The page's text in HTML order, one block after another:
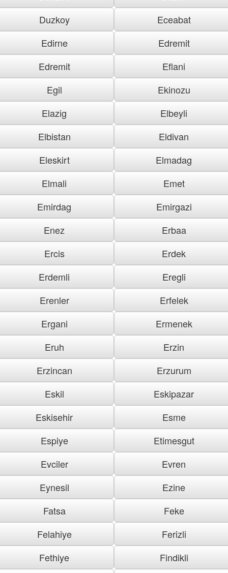
Duzkoy
Eceabat
Edirne
Edremit
Edremit
Eflani
Egil
Ekinozu
Elazig
Elbeyli
Elbistan
Eldivan
Eleskirt
Elmadag
Elmali
Emet
Emirdag
Emirgazi
Enez
Erbaa
Ercis
Erdek
Erdemli
Eregli
Erenler
Erfelek
Ergani
Ermenek
Eruh
Erzin
Erzincan
Erzurum
Eskil
Eskipazar
Eskisehir
Esme
Espiye
Etimesgut
Evciler
Evren
Eynesil
Ezine
Fatsa
Feke
Felahiye
Ferizli
Fethiye
Findikli